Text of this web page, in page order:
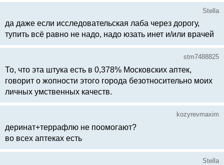
Stella
да даже если исследовательская лаба через дорогу,
тупить всё равно не надо, надо юзать инет и/или врачей
stm7488825
То, что эта штука есть в 0,378% Московских аптек,
говорит о жопности этого города безотносительно моих
личных умственных качеств.
kozyrevmaxim
деринат+террафлю не поомогают?
во всех аптеках есть
Stella